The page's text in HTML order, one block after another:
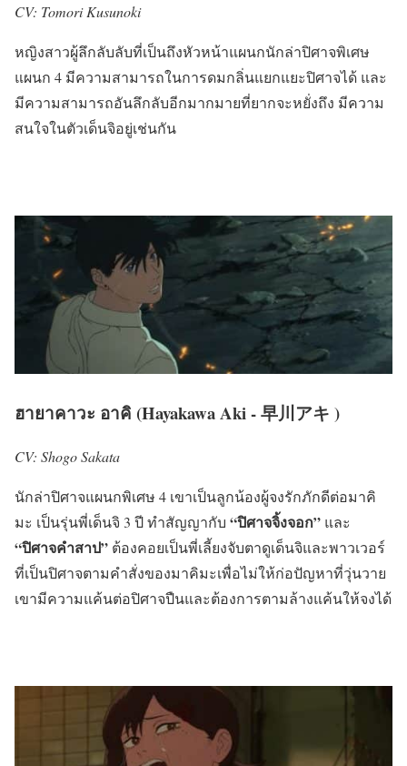
CV: Tomori Kusunoki
หญิงสาวผู้ลึกลับลับที่เป็นถึงหัวหน้าแผนกนักล่าปิศาจพิเศษ
แผนก 4 มีความสามารถในการดมกลิ่นแยกแยะปิศาจได้ และ
มีความสามารถอันลึกลับอีกมากมายที่ยากจะหยั่งถึง มีความ
สนใจในตัวเด็นจิอยู่เช่นกัน
ฮายาคาวะ อาคิ (Hayakawa Aki - 早川アキ )
CV: Shogo Sakata
นักล่าปิศาจแผนกพิเศษ 4 เขาเป็นลูกน้องผู้จงรักภักดีต่อมาคิ
มะ เป็นรุ่นพี่เด็นจิ 3 ปี ทำสัญญากับ “ปิศาจจิ้งจอก” และ
“ปิศาจคำสาป” ต้องคอยเป็นพี่เลี้ยงจับตาดูเด็นจิและพาวเวอร์
ที่เป็นปิศาจตามคำสั่งของมาคิมะเพื่อไม่ให้ก่อปัญหาที่วุ่นวาย
เขามีความแค้นต่อปิศาจปืนและต้องการตามล้างแค้นให้จงได้